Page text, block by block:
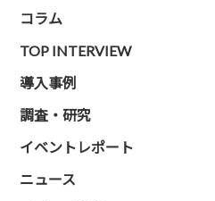
コラム
TOP INTERVIEW
導入事例
調査・研究
イベントレポート
ニュース